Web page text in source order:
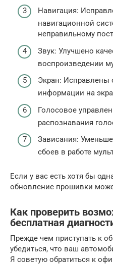
Навигация:
навигационной
неправильному
Звук: Улучшено
воспроизведении
Экран: Исправлены
информации на
Голосовое
распознавания
Зависания:
сбоев в работе
Если у вас есть хотя бы
обновление прошивки
Как проверить
бесплатная
Прежде чем приступать к
убедиться, что ваш
Я советую обратиться к